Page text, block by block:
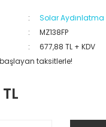
Solar Aydınlatma
MZ138FP
677,88 TL + KDV
başlayan taksitlerle!